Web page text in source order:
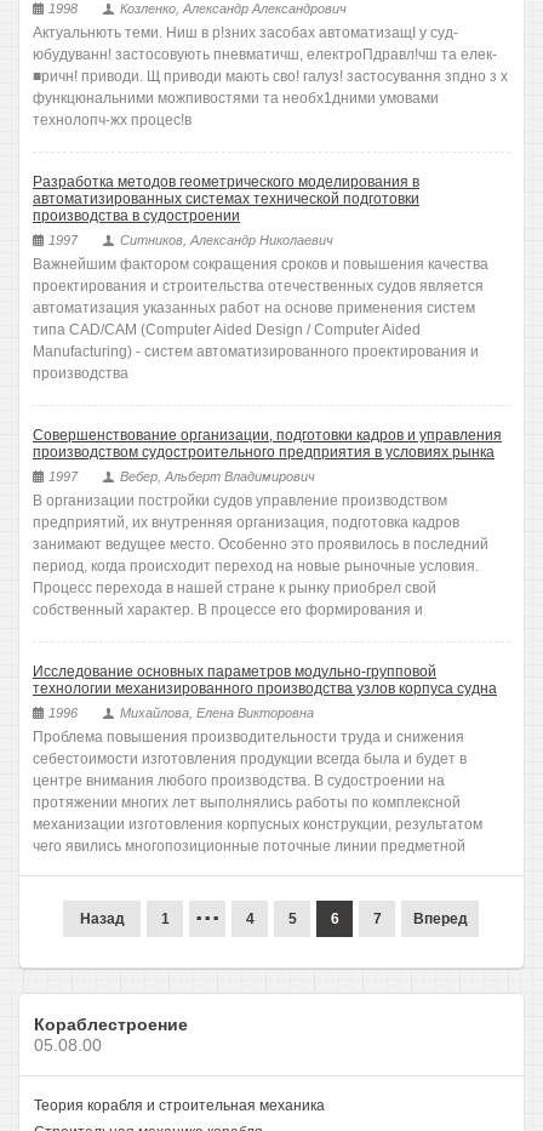
1998 Козленко, Александр Александрович
Актуальнють теми. Ниш в р!зних засобах автоматизащI у суд-
юбудуванн! застосовують пневматичш, електроПдравл!чш та елек-
■ричн! приводи. Щ приводи мають сво! галуз! застосування зпдно з х
функцюнальними можпивостями та необх1дними умовами
технолопч-жх процес!в
Разработка методов геометрического моделирования в
автоматизированных системах технической подготовки
производства в судостроении
1997 Ситников, Александр Николаевич
Важнейшим фактором сокращения сроков и повышения качества
проектирования и строительства отечественных судов является
автоматизация указанных работ на основе применения систем
типа CAD/CAM (Computer Aided Design / Computer Aided
Manufacturing) - систем автоматизированного проектирования и
производства
Совершенствование организации, подготовки кадров и управления
производством судостроительного предприятия в условиях рынка
1997 Вебер, Альберт Владимирович
В организации постройки судов управление производством
предприятий, их внутренняя организация, подготовка кадров
занимают ведущее место. Особенно это проявилось в последний
период, когда происходит переход на новые рыночные условия.
Процесс перехода в нашей стране к рынку приобрел свой
собственный характер. В процессе его формирования и
Исследование основных параметров модульно-групповой
технологии механизированного производства узлов корпуса судна
1996 Михайлова, Елена Викторовна
Проблема повышения производительности труда и снижения
себестоимости изготовления продукции всегда была и будет в
центре внимания любого производства. В судостроении на
протяжении многих лет выполнялись работы по комплексной
механизации изготовления корпусных конструкции, результатом
чего явились многопозиционные поточные линии предметной
Назад 1 ... 4 5 6 7 Вперед
Кораблестроение
05.08.00
Теория корабля и строительная механика